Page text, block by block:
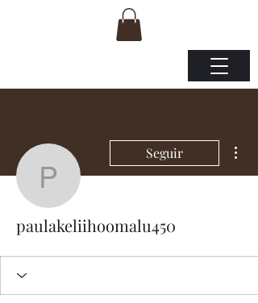
Seguir
paulakeliihoomalu450